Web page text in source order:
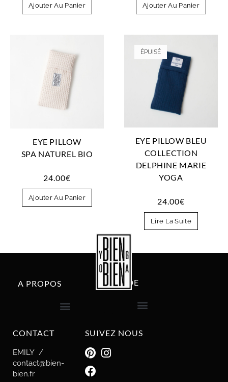
Ajouter Au Panier Ajouter Au Panier
EYE PILLOW
SPA NATUREL BIO
24.00€
Ajouter Au Panier
ÉPUISÉ
EYE PILLOW BLEU
COLLECTION
DELPHINE MARIE
YOGA
24.00€
Lire La Suite
A PROPOS AIDE
CONTACT
EMILY /
contact@bien-
bien.fr
SUIVEZ NOUS